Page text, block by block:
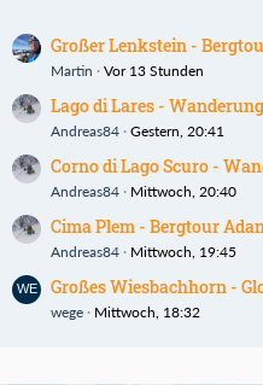
Großer Lenkstein -
Martin Vor 13 Stunden
Lago di Lares -
Andreas84 Gestern, 20:41
Corno di Lago Scuro -
Andreas84 Mittwoch, 20:40
Cima Plem - Bergtour
Andreas84 Mittwoch, 19:45
Großes Wiesbachhorn -
wege Mittwoch, 18:32